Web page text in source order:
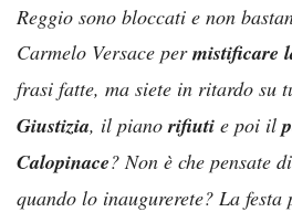
Reggio sono bloccati e non
Carmelo Versace permistificare
frasi fatte, ma siete in ritardo su
Giustizia, il pianorifiuti e poi il
Calopinace? Non è che pensate
quando lo inaugurerete? La